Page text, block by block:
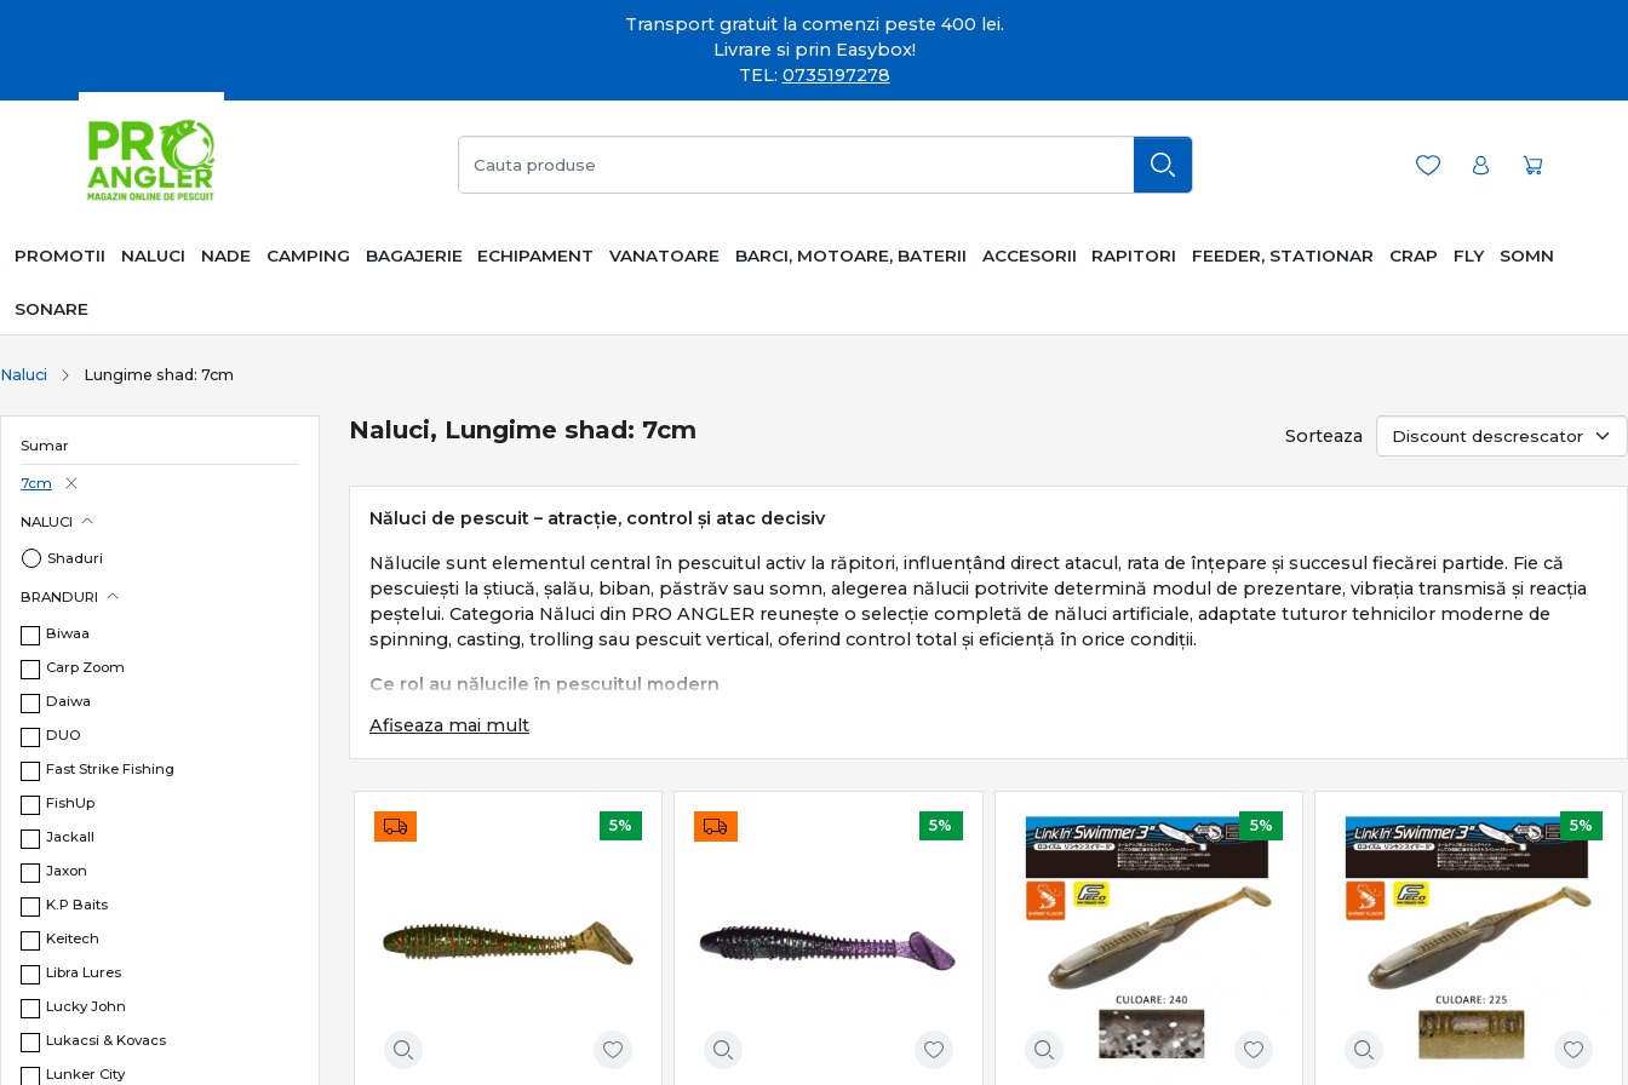
Transport gratuit la comenzi peste 400 lei.
Livrare si prin Easybox!
TEL: 0735197278
PROMOTII NALUCI NADE CAMPING BAGAJERIE ECHIPAMENT VANATOARE BARCI, MOTOARE, BATERII ACCESORII RAPITORI FEEDER, STATIONAR CRAP FLY SOMN
SONARE
Naluci Lungime shad: 7cm
Sumar
7cm
NALUCI
Shaduri
BRANDURI
Biwaa
Carp Zoom
Daiwa
DUO
Fast Strike Fishing
FishUp
Jackall
Jaxon
K.P Baits
Keitech
Libra Lures
Lucky John
Lukacsi & Kovacs
Lunker City
Naluci, Lungime shad: 7cm Sorteaza
Năluci de pescuit – atracție, control și atac decisiv
Nălucile sunt elementul central în pescuitul activ la răpitori, influențând direct atacul, rata de înțepare și succesul fiecărei partide. Fie că
pescuiești la știucă, șalău, biban, păstrăv sau somn, alegerea nălucii potrivite determină modul de prezentare, vibrația transmisă și reacția
peștelui. Categoria Năluci din PRO ANGLER reunește o selecție completă de năluci artificiale, adaptate tuturor tehnicilor moderne de
spinning, casting, trolling sau pescuit vertical, oferind control total și eficiență în orice condiții.
Ce rol au nălucile în pescuitul modern
Nălucile corect alese asigură:
declanșarea instinctului de atac
adaptare la adâncime, curent și temperatură
Subcategorii de năluci disponibile
Voblere
– control precis al adâncimii și recuperării
Afiseaza mai mult
5% 5% 5% 5%